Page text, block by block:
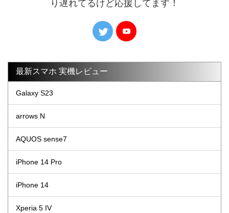
り遅れてるけど応援してます！
最新スマホ 実機レビュー
Galaxy S23
arrows N
AQUOS sense7
iPhone 14 Pro
iPhone 14
Xperia 5 IV